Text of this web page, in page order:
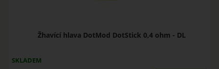
Žhavící hlava DotMod DotStick 0,4 ohm - DL
SKLADEM